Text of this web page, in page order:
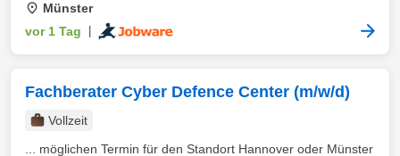
Münster
vor 1 Tag
Fachberater Cyber Defence Center (m/w/d)
Vollzeit
... möglichen Termin für den Standort Hannover oder Münster